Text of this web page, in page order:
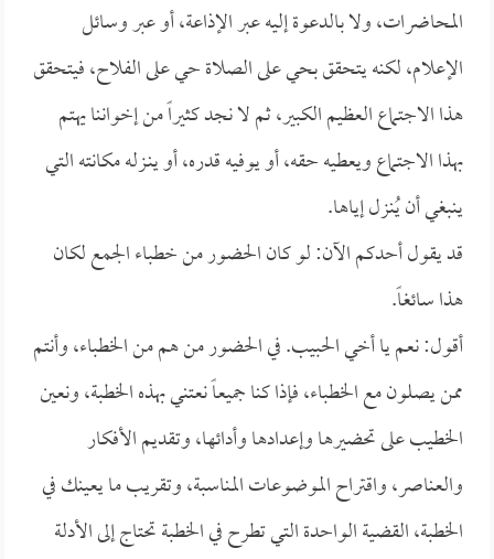
المحاضرات، ولا بالدعوة إليه عبر الإذاعة، أو عبر وسائل
الإعلام، لكنه يتحقق بحي على الصلاة حي على الفلاح، فيتحقق
هذا الاجتماع العظيم الكبير، ثم لا نجد كثيراً من إخواننا يهتم
بهذا الاجتماع ويعطيه حقه، أو يوفيه قدره، أو ينـزله مكانته التي
ينبغي أن يُنزل إياها.
قد يقول أحدكم الآن: لو كان الحضور من خطباء الجمع لكان
هذا سائغاً.
أقول: نعم يا أخي الحبيب. في الحضور من هم من الخطباء، وأنتم
ممن يصلون مع الخطباء، فإذا كنا جميعاً نعتني بهذه الخطبة، ونعين
الخطيب على تحضيرها وإعدادها وأدائها، وتقديم الأفكار
والعناصر، واقتراح الموضوعات المناسبة، وتقريب ما يعينك في
الخطبة، القضية الواحدة التي تطرح في الخطبة تحتاج إلى الأدلة